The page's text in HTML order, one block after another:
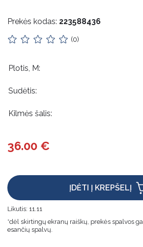
Apykaklės
Lietuviška atributika
Maišeliai, dėžutės,
Prekės kodas: 223588436
(0)
Plotis, M:
Sudėtis:
Kilmės šalis:
36.00 €
ĮDĖTI Į KREPŠELĮ
Likutis: 11.11
*dėl skirtingų ekranų raiškų, prekės spalvos
esančių spalvų.